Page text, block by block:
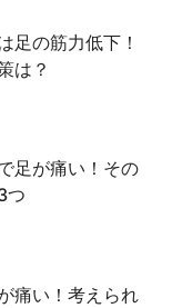
足の筋力低下！
は？
足が痛い！その
つ
痛い！考えられ